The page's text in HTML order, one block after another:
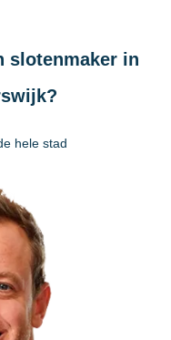
slotenmaker in
hele stad